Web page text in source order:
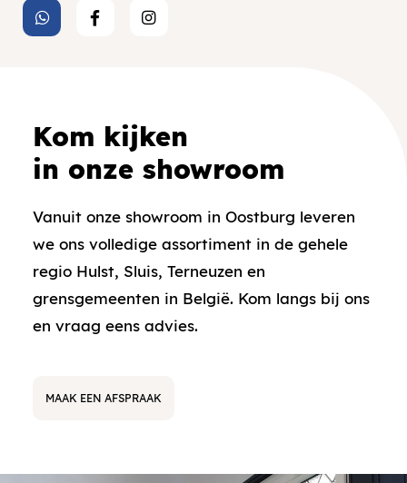
Kom kijken
in onze showroom
Vanuit onze showroom in Oostburg leveren
we ons volledige assortiment in de gehele
regio Hulst, Sluis, Terneuzen en
grensgemeenten in België. Kom langs bij ons
en vraag eens advies.
MAAK EEN AFSPRAAK